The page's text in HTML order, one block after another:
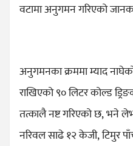
वटामा अनुगमन गरिएको
अनुगमनका क्रममा म्याद
राखिएको ९० लिटर कोल्ड
तत्कालै नष्ट गरिएको छ, भने
नरिवल साढे १२ केजी, टिमुर